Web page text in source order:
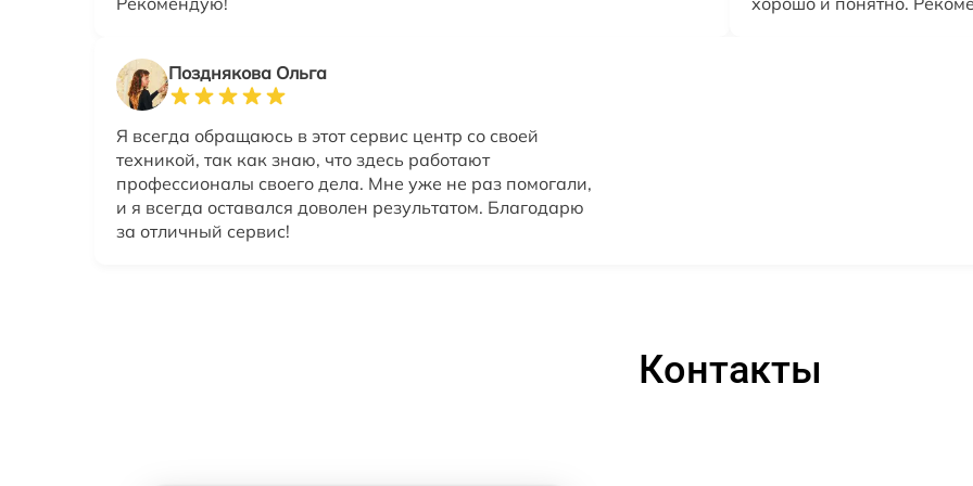
Позднякова Ольга
Я всегда обращаюсь в этот сервис центр со своей
техникой, так как знаю, что здесь работают
профессионалы своего дела. Мне уже не раз помогали,
и я всегда оставался доволен результатом. Благодарю
за отличный сервис!
Контакты